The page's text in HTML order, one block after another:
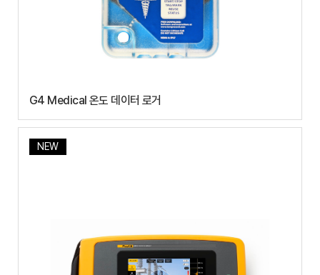
G4 Medical 온도 데이터 로거
NEW